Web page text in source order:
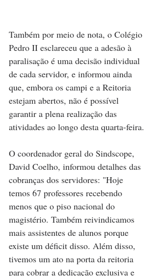
Também por meio de nota, o Colégio
Pedro II esclareceu que a adesão à
paralisação é uma decisão individual
de cada servidor, e informou ainda
que, embora os campi e a Reitoria
estejam abertos, não é possível
garantir a plena realização das
atividades ao longo desta quarta-feira.
O coordenador geral do Sindscope,
David Coelho, informou detalhes das
cobranças dos servidores: "Hoje
temos 67 professores recebendo
menos que o piso nacional do
magistério. Também reivindicamos
mais assistentes de alunos porque
existe um déficit disso. Além disso,
tivemos um ato na porta da reitoria
para cobrar a dedicação exclusiva e